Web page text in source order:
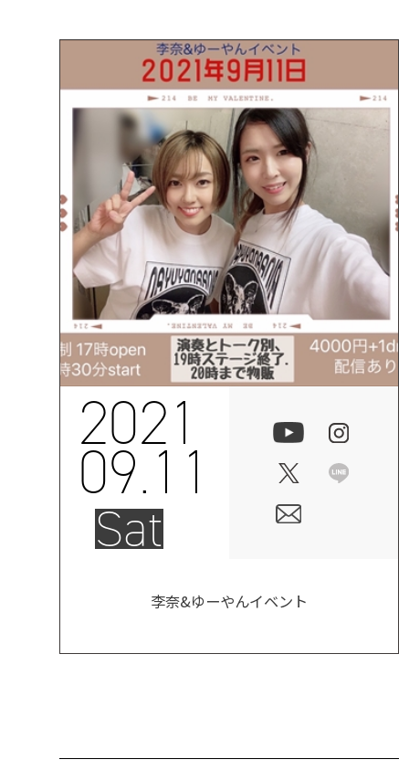
2021
09.11
Sat
李奈&ゆーやんイベント